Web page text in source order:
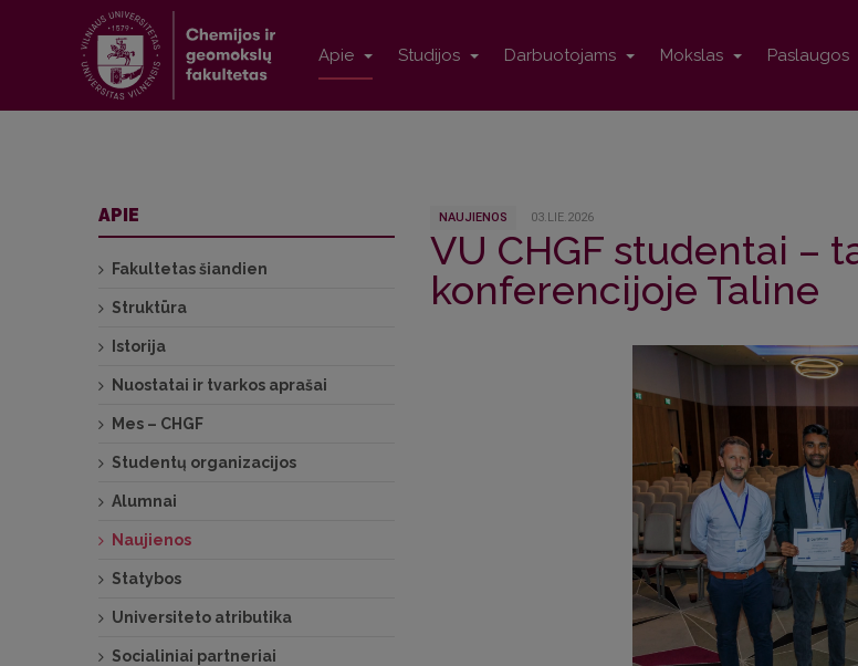
Apie Studijos Darbuotojams Mokslas Paslaugos
NAUJIENOS 03.LIE.2026
VU CHGF studentai –
konferencijoje Taline
APIE
Fakultetas šiandien
Struktūra
Istorija
Nuostatai ir tvarkos aprašai
Mes – CHGF
Studentų organizacijos
Alumnai
Naujienos
Statybos
Universiteto atributika
Socialiniai partneriai